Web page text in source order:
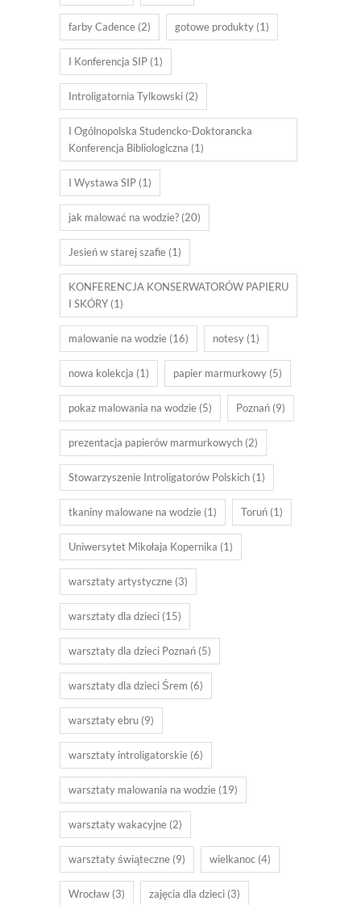
farby Cadence (2) gotowe produkty (1)
I Konferencja SIP (1)
Introligatornia Tylkowski (2)
I Ogólnopolska Studencko-Doktorancka
Konferencja Bibliologiczna (1)
I Wystawa SIP (1)
jak malować na wodzie? (20)
Jesień w starej szafie (1)
KONFERENCJA KONSERWATORÓW PAPIERU
I SKÓRY (1)
malowanie na wodzie (16) notesy (1)
nowa kolekcja (1) papier marmurkowy (5)
pokaz malowania na wodzie (5) Poznań (9)
prezentacja papierów marmurkowych (2)
Stowarzyszenie Introligatorów Polskich (1)
tkaniny malowane na wodzie (1) Toruń (1)
Uniwersytet Mikołaja Kopernika (1)
warsztaty artystyczne (3)
warsztaty dla dzieci (15)
warsztaty dla dzieci Poznań (5)
warsztaty dla dzieci Śrem (6)
warsztaty ebru (9)
warsztaty introligatorskie (6)
warsztaty malowania na wodzie (19)
warsztaty wakacyjne (2)
warsztaty świąteczne (9) wielkanoc (4)
Wrocław (3) zajęcia dla dzieci (3)